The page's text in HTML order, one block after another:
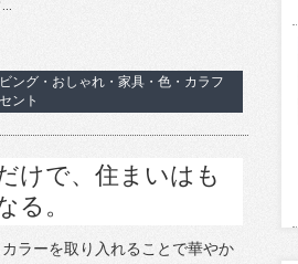
ング・おしゃれ・家具・色・カラフ
ント
けで、住まいはも
る。
ラーを取り入れることで華やか